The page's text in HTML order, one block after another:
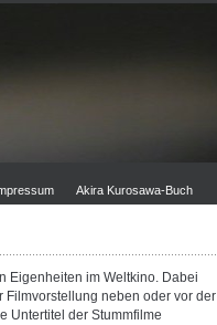
Akira Kurosawa-Buch
Eigenheiten im Weltkino. Dabei
Filmvorstellung neben oder vor der
Untertitel der Stummfilme